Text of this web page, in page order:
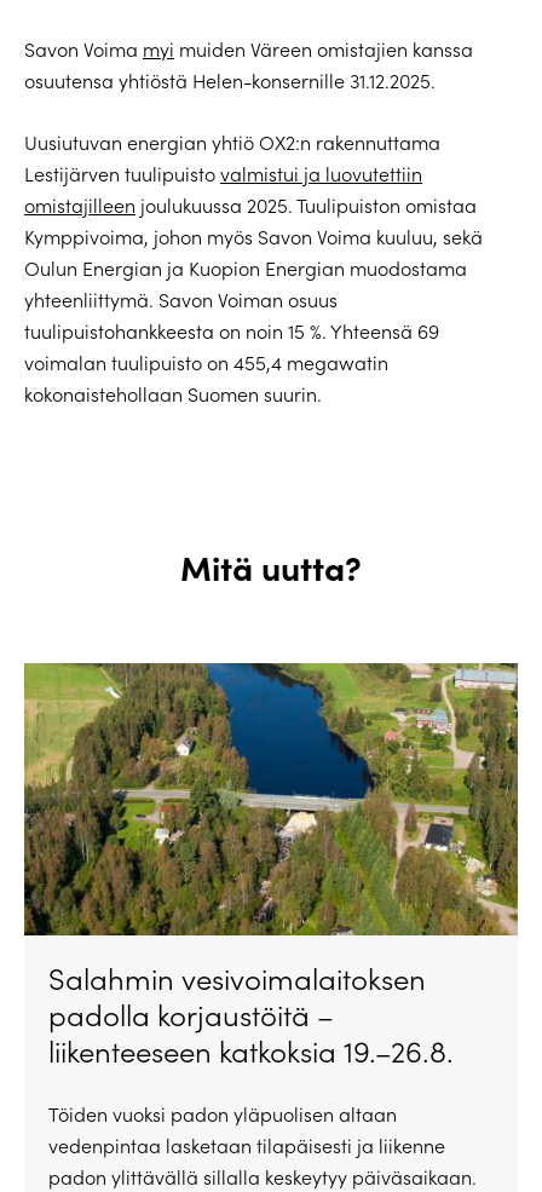
Savon Voima myi muiden Väreen omistajien kanssa
osuutensa yhtiöstä Helen-konsernille 31.12.2025.
Uusiutuvan energian yhtiö OX2:n rakennuttama
Lestijärven tuulipuistovalmistui ja luovutettiin
omistajilleen joulukuussa 2025. Tuulipuiston omistaa
Kymppivoima, johon myös Savon Voima kuuluu, sekä
Oulun Energian ja Kuopion Energian muodostama
yhteenliittymä. Savon Voiman osuus
tuulipuistohankkeesta on noin 15 %. Yhteensä 69
voimalan tuulipuisto on 455,4 megawatin
kokonaistehollaan Suomen suurin.
Mitä uutta?
Salahmin vesivoimalaitoksen
padolla korjaustöitä –
liikenteeseen katkoksia 19.–26.8.
Töiden vuoksi padon yläpuolisen altaan
vedenpintaa lasketaan tilapäisesti ja liikenne
padon ylittävällä sillalla keskeytyy päiväsaikaan.